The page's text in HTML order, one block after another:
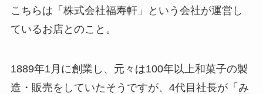
こちらは「株式会社福寿軒」という会社が運営し
ているお店とのこと。
1889年1月に創業し、元々は100年以上和菓子の製
造・販売をしていたそうですが、4代目社長が「み